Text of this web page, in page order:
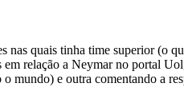
nas quais tinha time superior (o
relação a Neymar no portal
mundo) e outra comentando a